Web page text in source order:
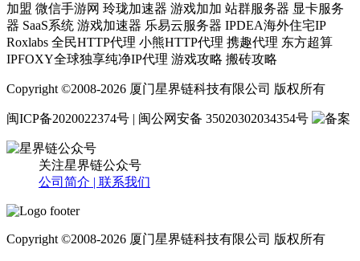
加盟 微信手游网 玲珑加速器 游戏加加 站群服务器 显卡服务
器 SaaS系统 游戏加速器 乐易云服务器 IPDEA海外住宅IP
Roxlabs 全民HTTP代理 小熊HTTP代理 携趣代理 东方超算
IPFOXY全球独享纯净IP代理 游戏攻略 搬砖攻略
Copyright ©2008-2026 厦门星界链科技有限公司 版权所有
闽ICP备2020022374号 | 闽公网安备 35020302034354号
关注星界链公众号
公司简介 | 联系我们
Copyright ©2008-2026 厦门星界链科技有限公司 版权所有